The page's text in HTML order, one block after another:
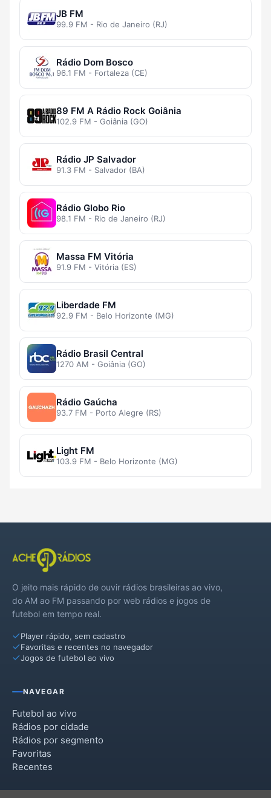
JB FM
99.9 FM - Rio de Janeiro (RJ)
Rádio Dom Bosco
96.1 FM - Fortaleza (CE)
89 FM A Rádio Rock Goiânia
102.9 FM - Goiânia (GO)
Rádio JP Salvador
91.3 FM - Salvador (BA)
Rádio Globo Rio
98.1 FM - Rio de Janeiro (RJ)
Massa FM Vitória
91.9 FM - Vitória (ES)
Liberdade FM
92.9 FM - Belo Horizonte (MG)
Rádio Brasil Central
1270 AM - Goiânia (GO)
Rádio Gaúcha
93.7 FM - Porto Alegre (RS)
Light FM
103.9 FM - Belo Horizonte (MG)
O jeito mais rápido de ouvir rádios brasileiras ao vivo,
do AM ao FM passando por web rádios e jogos de
futebol em tempo real.
Player rápido, sem cadastro
Favoritas e recentes no navegador
Jogos de futebol ao vivo
NAVEGAR
Futebol ao vivo
Rádios por cidade
Rádios por segmento
Favoritas
Recentes